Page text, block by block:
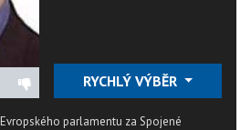
RYCHLÝ VÝBĚR
parlamentu za Spojené